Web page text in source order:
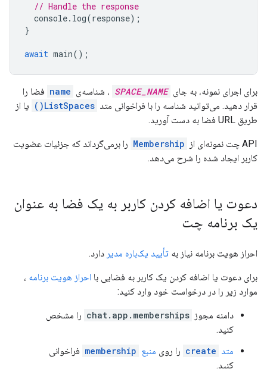
// Handle the response
console. log(response);
}
await main();
برای اجرای نمونه، به جای SPACE_NAME ، شناسه‌ی name فضا را
قرار دهید. می‌توانید شناسه را با فراخوانی متد ListSpaces()
یا از
طریق URL فضا به دست آورید.
API چت نمونه‌ای از Membership را برمی‌گرداند که جزئیات عضویت
کاربر ایجاد شده را شرح می‌دهد.
دعوت یا اضافه کردن کاربر به یک فضا به عنوان
یک برنامه چت
احراز هویت برنامه نیاز به تأیید یک‌باره مدیر دارد.
برای دعوت یا اضافه کردن یک کاربر به فضایی با احراز هویت برنامه ،
موارد زیر را در درخواست خود وارد کنید:
دامنه مجوز chat.app.memberships را مشخص
کنید.
متد create را روی منبع membership فراخوانی
کنید.